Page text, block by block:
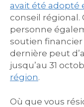
avait été adopté
conseil régional.
personne
soutien financier
dernière peut
jusqu’au 31
région.
Où que vous